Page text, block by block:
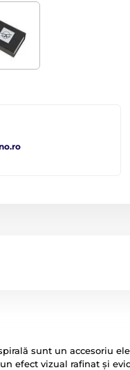
sunt un accesoriu
efect vizual rafinat și